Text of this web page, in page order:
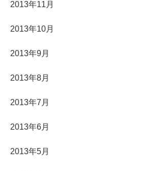
2013年11月
2013年10月
2013年9月
2013年8月
2013年7月
2013年6月
2013年5月